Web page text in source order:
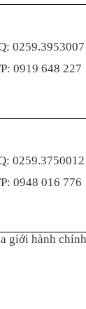
0259.3953007
0919 648 227
0259.3750012
0948 016 776
giới hành